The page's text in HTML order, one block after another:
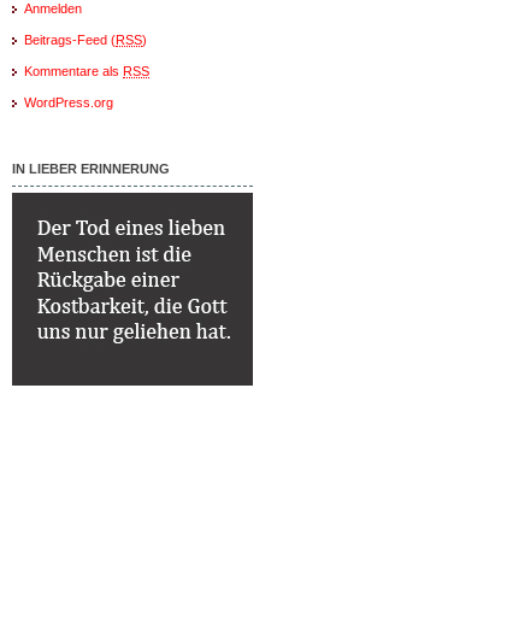
Anmelden
Beitrags-Feed (RSS)
Kommentare als RSS
WordPress.org
IN LIEBER ERINNERUNG